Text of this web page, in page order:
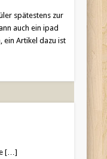
spätestens zur
auch ein ipad
ein Artikel dazu ist
[…]